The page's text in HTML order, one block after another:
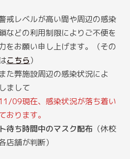
戒レベルが高い間や周辺の感染
などの利用制限によりご不便を
をお願い申し上げます。（その
こちら）
た弊施設周辺の感染状況によ
まして
09現在、感染状況が落ち着い
おります。
待ち時間中のマスク配布 （休校
店舗が判断）